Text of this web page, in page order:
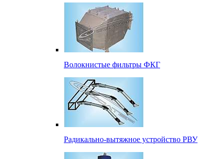
Волокнистые фильтры ФКГ
Радикально-вытяжное устройство РВУ